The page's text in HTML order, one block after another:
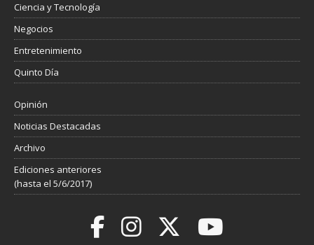
Ciencia y Tecnología
Negocios
Entretenimiento
Quinto Día
Opinión
Noticias Destacadas
Archivo
Ediciones anteriores
(hasta el 5/6/2017)